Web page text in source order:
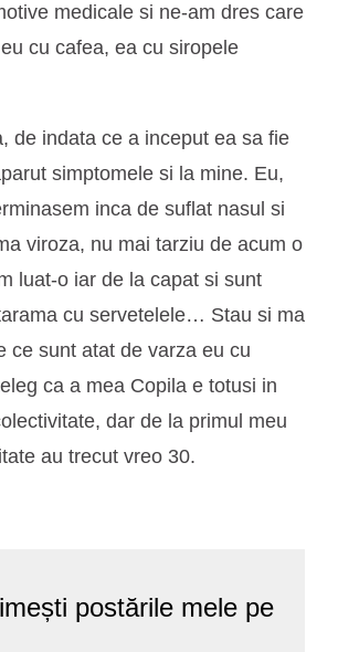
medicale si ne-am dres care
cu cafea, ea cu siropele
de indata ce a inceput ea sa fie
simptomele si la mine. Eu,
inca de suflat nasul si
viroza, nu mai tarziu de acum o
luat-o iar de la capat si sunt
cu servetelele… Stau si ma
ce sunt atat de varza eu cu
ca a mea Copila e totusi in
dar de la primul meu
au trecut vreo 30.
postările mele pe